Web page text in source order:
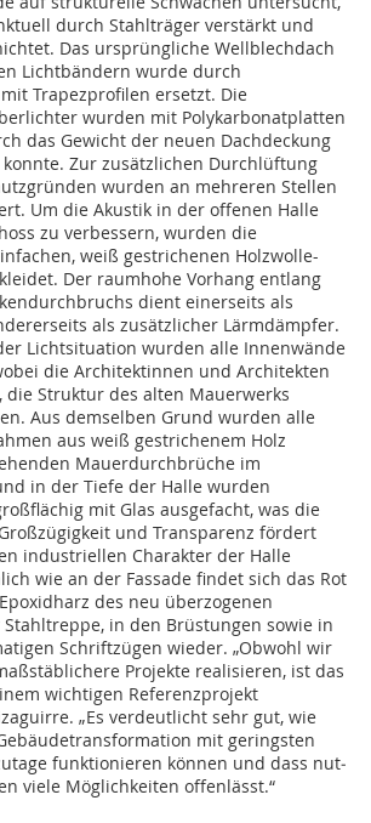
durch Stahlträger verstärkt und
Das ursprüngliche Wellblechdach
Lichtbändern wurde durch
Trapezprofilen ersetzt. Die
wurden mit Polykarbonatplatten
das Gewicht der neuen Dachdeckung
Zur zusätzlichen Durchlüftung
wurden an mehreren Stellen
Um die Akustik in der offenen Halle
zu verbessern, wurden die
weiß gestrichenen Holzwolle-
Der raumhohe Vorhang entlang
dient einerseits als
als zusätzlicher Lärmdämpfer.
Lichtsituation wurden alle Innenwände
die Architektinnen und Architekten
Struktur des alten Mauerwerks
Aus demselben Grund wurden alle
aus weiß gestrichenem Holz
Mauerdurchbrüche im
in der Tiefe der Halle wurden
mit Glas ausgefacht, was die
und Transparenz fördert
industriellen Charakter der Halle
wie an der Fassade findet sich das Rot
des neu überzogenen
in den Brüstungen sowie in
Schriftzügen wieder. „Obwohl wir
Projekte realisieren, ist das
wichtigen Referenzprojekt
„Es verdeutlicht sehr gut, wie
mit geringsten
funktionieren können und dass nut­
viele Möglichkeiten offenlässt.“